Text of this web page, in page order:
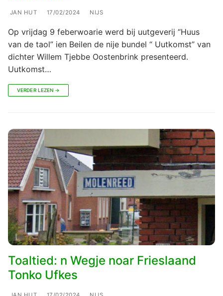
JAN HUT 17/02/2024 NIJS
Op vrijdag 9 feberwoarie werd bij uutgeverij “Huus
van de taol” ien Beilen de nije bundel “ Uutkomst” van
dichter Willem Tjebbe Oostenbrink presenteerd.
Uutkomst…
VERDER LEZEN →
Toaltied: n Wegje noar Frieslaand
Tonko Ufkes